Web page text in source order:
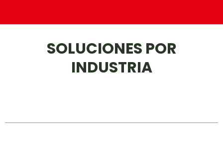
SOLUCIONES POR
INDUSTRIA